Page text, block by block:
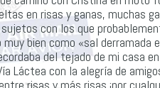
en risas y ganas, muchas
con los que
bien como «sal
del tejado de mi casa
Láctea con la alegría de